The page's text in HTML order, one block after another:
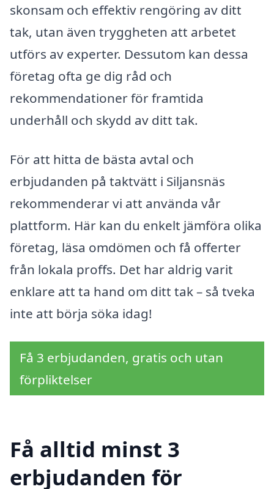
skonsam och effektiv rengöring av ditt
tak, utan även tryggheten att arbetet
utförs av experter. Dessutom kan dessa
företag ofta ge dig råd och
rekommendationer för framtida
underhåll och skydd av ditt tak.
För att hitta de bästa avtal och
erbjudanden på taktvätt i Siljansnäs
rekommenderar vi att använda vår
plattform. Här kan du enkelt jämföra olika
företag, läsa omdömen och få offerter
från lokala proffs. Det har aldrig varit
enklare att ta hand om ditt tak – så tveka
inte att börja söka idag!
Få 3 erbjudanden, gratis och utan
förpliktelser
Få alltid minst 3
erbjudanden för